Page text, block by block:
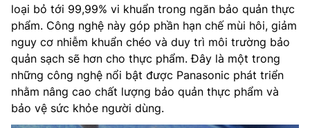
loại bỏ tới 99,99% vi khuẩn trong ngăn bảo quản thực
phẩm. Công nghệ này góp phần hạn chế mùi hôi, giảm
nguy cơ nhiễm khuẩn chéo và duy trì môi trường bảo
quản sạch sẽ hơn cho thực phẩm. Đây là một trong
những công nghệ nổi bật được Panasonic phát triển
nhằm nâng cao chất lượng bảo quản thực phẩm và
bảo vệ sức khỏe người dùng.